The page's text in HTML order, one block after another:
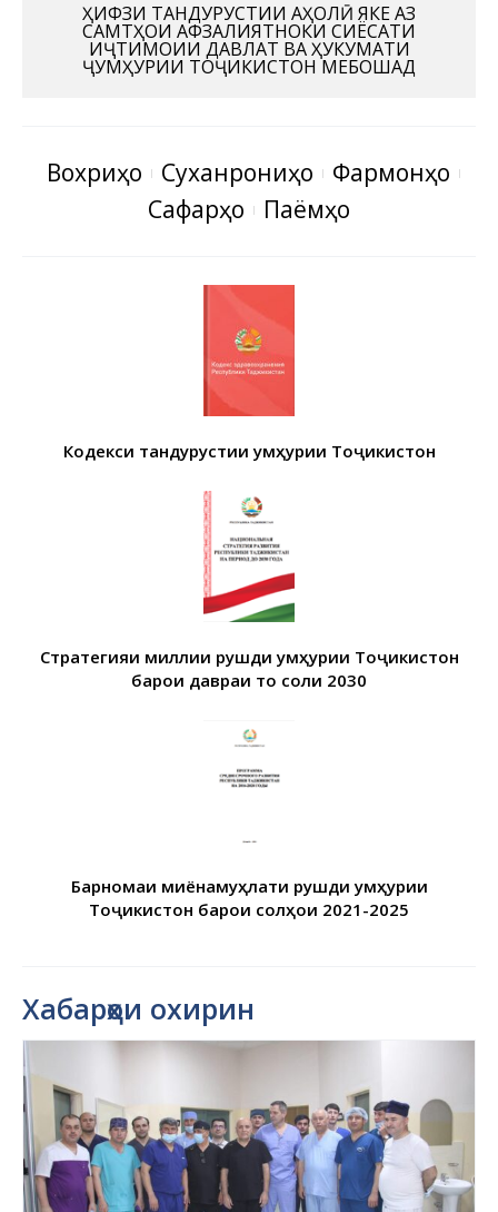
ҲИФЗИ ТАНДУРУСТИИ АҲОЛӢ ЯКЕ АЗ
САМТҲОИ АФЗАЛИЯТНОКИ СИЁСАТИ
ИҶТИМОИИ ДАВЛАТ ВА ҲУКУМАТИ
ҶУМҲУРИИ ТОҶИКИСТОН МЕБОШАД
Вохӯриҳо Суханрониҳо
Фармонҳо
Сафарҳо
Паёмҳо
Кодекси тандурустии Ҷумҳурии Тоҷикистон
Стратегияи миллии рушди Ҷумҳурии Тоҷикистон
барои давраи то соли 2030
Барномаи миёнамуҳлати рушди Ҷумҳурии
Тоҷикистон барои солҳои 2021-2025
Хабарҳои охирин